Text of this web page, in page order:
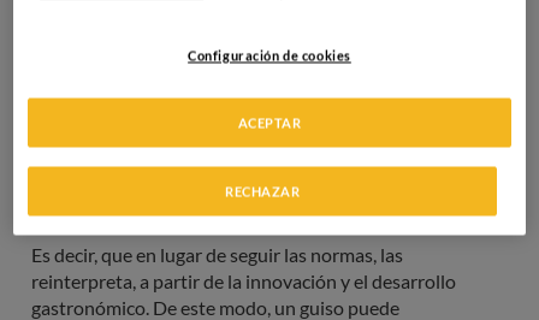
determinadas. Aunque siempre haya variantes,sigue una
. Por el contrario, lacocina de vanguardia
asienta sobre laexperimentación constante.
Es decir, que en lugar de seguir las normas, las
reinterpreta, a partir de la innovación y el desarrollo
gastronómico. De este modo, un guiso puede
Configuración de cookies
RECHAZAR
ACEPTAR